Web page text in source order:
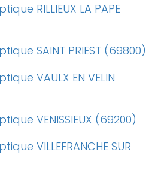
RILLIEUX LA PAPE
SAINT PRIEST (69800)
VAULX EN VELIN
VENISSIEUX (69200)
VILLEFRANCHE SUR